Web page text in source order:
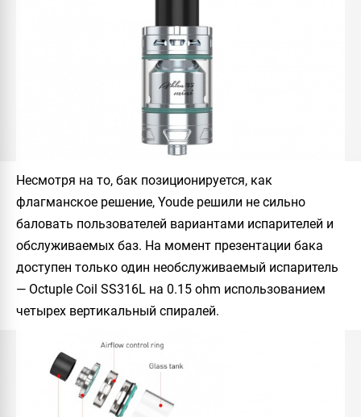
Несмотря на то, бак позиционируется, как
флагманское решение, Youde решили не сильно
баловать пользователей вариантами испарителей и
обслуживаемых баз. На момент презентации бака
доступен только один необслуживаемый испаритель
— Octuple Coil SS316L на 0.15 ohm использованием
четырех вертикальный спиралей.